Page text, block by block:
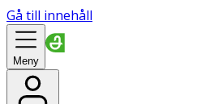
Gå till innehåll
Meny